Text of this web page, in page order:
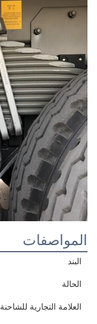
المواصفات
البند
الحالة
العلامة التجارية للشاحنة